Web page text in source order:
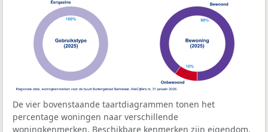
De vier bovenstaande taartdiagrammen tonen het
percentage woningen naar verschillende
woningkenmerken. Beschikbare kenmerken zijn eigendom,